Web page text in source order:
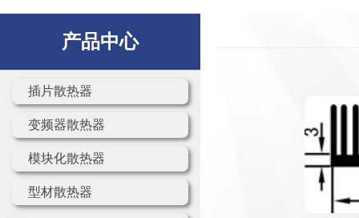
产品中心
插片散热器
变频器散热器
模块化散热器
型材散热器